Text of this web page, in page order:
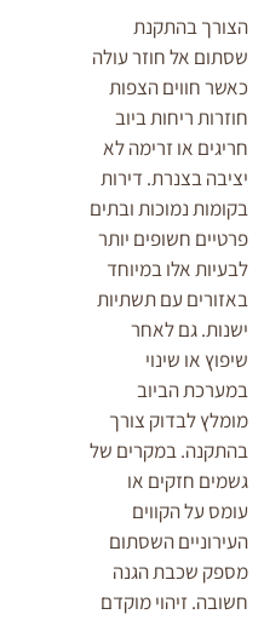
הצורך בהתקנת
שסתום אל חוזר עולה
כאשר חווים הצפות
חוזרות ריחות ביוב
חריגים או זרימה לא
יציבה בצנרת. דירות
בקומות נמוכות ובתים
פרטיים חשופים יותר
לבעיות אלו במיוחד
באזורים עם תשתיות
ישנות. גם לאחר
שיפוץ או שינוי
במערכת הביוב
מומלץ לבדוק צורך
בהתקנה. במקרים של
גשמים חזקים או
עומס על הקווים
העירוניים השסתום
מספק שכבת הגנה
חשובה. זיהוי מוקדם